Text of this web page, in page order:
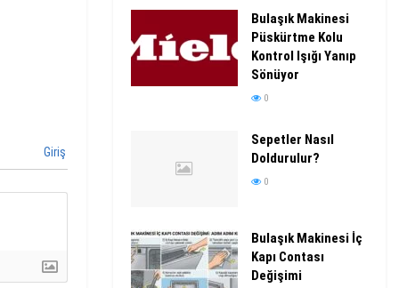
Giriş
Bulaşık Makinesi
Püskürtme Kolu
Kontrol Işığı Yanıp
Sönüyor
0
Sepetler Nasıl
Doldurulur?
0
Bulaşık Makinesi İç
Kapı Contası
Değişimi